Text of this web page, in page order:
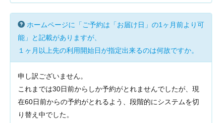
ホームページに「ご予約は「お届け日」の1ヶ月前より可
能」と記載がありますが、
１ヶ月以上先の利用開始日が指定出来るのは何故ですか。
申し訳ございません。
これまでは30日前からしか予約がとれませんでしたが、現
在60日前からの予約がとれるよう、段階的にシステムを切
り替え中でした。